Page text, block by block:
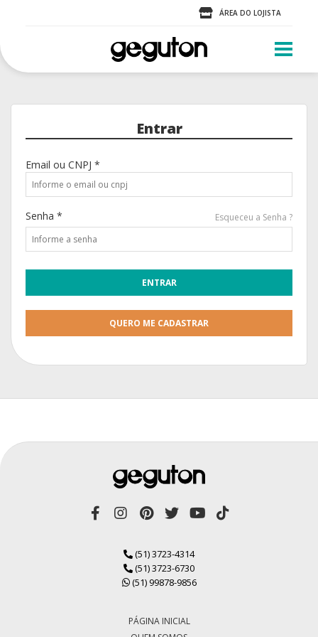
ÁREA DO LOJISTA
Entrar
Email ou CNPJ *
Senha * Esqueceu a Senha ?
QUERO ME CADASTRAR
(51) 3723-4314
(51) 3723-6730
(51) 99878-9856
PÁGINA INICIAL